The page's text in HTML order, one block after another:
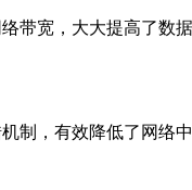
带宽，大大提高了数
制，有效降低了网络